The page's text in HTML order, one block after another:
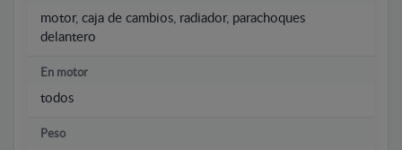
motor, caja de cambios, radiador, parachoques
delantero
En motor
todos
Peso